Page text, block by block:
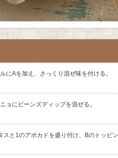
にAを加え、さっくり混ぜ味を付ける。
ョにビーンズディップを混ぜる。
と1のアボカドを盛り付け、Bのトッピン